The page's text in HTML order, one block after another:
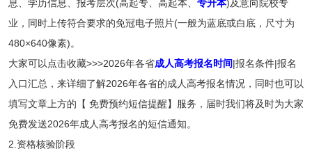
息、学历信息、报考层次(高起专、高起本、 专升本)及意向院校专
业，同时上传符合要求的免冠电子照片(一般为蓝底或白底，尺寸为
480×640像素)。
大家可以点击收藏>>>2026年各省成人高考报名时间|报名条件|报名
入口汇总，来详细了解2026年各省的成人高考报名情况，同时也可以
填写文章上方的【 免费预约短信提醒】服务，届时我们将及时为大家
免费发送2026年成人高考报名的短信通知。
2.资格核验阶段